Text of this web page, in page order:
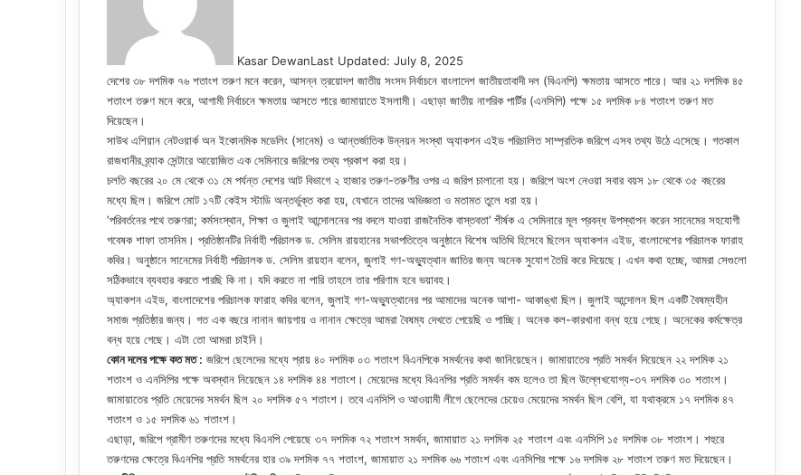
Kasar DewanLast Updated: July 8, 2025
দেশের ৩৮ দশমিক ৭৬ শতাংশ তরুণ মনে করেন, আসন্ন ত্রয়োদশ জাতীয় সংসদ নির্বাচনে বাংলাদেশ জাতীয়তাবাদী দল (বিএনপি) ক্ষমতায় আসতে পারে। আর ২১ দশমিক ৪৫
শতাংশ তরুণ মনে করে, আগামী নির্বাচনে ক্ষমতায় আসতে পারে জামায়াতে ইসলামী। এছাড়া জাতীয় নাগরিক পার্টির (এনসিপি) পক্ষে ১৫ দশমিক ৮৪ শতাংশ তরুণ মত
দিয়েছেন।
সাউথ এশিয়ান নেটওয়ার্ক অন ইকোনমিক মডেলিং (সানেম) ও আন্তর্জাতিক উন্নয়ন সংস্থা অ্যাকশন এইড পরিচালিত সাম্প্রতিক জরিপে এসব তথ্য উঠে এসেছে। গতকাল
রাজধানীর ব্র্যাক সেন্টারে আয়োজিত এক সেমিনারে জরিপের তথ্য প্রকাশ করা হয়।
চলতি বছরের ২০ মে থেকে ৩১ মে পর্যন্ত দেশের আট বিভাগে ২ হাজার তরুণ-তরুণীর ওপর এ জরিপ চালানো হয়। জরিপে অংশ নেওয়া সবার বয়স ১৮ থেকে ৩৫ বছরের
মধ্যে ছিল। জরিপে মোট ১৭টি কেইস স্টাডি অন্তর্ভুক্ত করা হয়, যেখানে তাদের অভিজ্ঞতা ও মতামত তুলে ধরা হয়।
‘পরিবর্তনের পথে তরুণরা; কর্মসংস্থান, শিক্ষা ও জুলাই আন্দোলনের পর বদলে যাওয়া রাজনৈতিক বাস্তবতা’ শীর্ষক এ সেমিনারে মূল প্রবন্ধ উপস্থাপন করেন সানেমের সহযোগী
গবেষক শাফা তাসনিম। প্রতিষ্ঠানটির নির্বাহী পরিচালক ড. সেলিম রায়হানের সভাপতিত্বে অনুষ্ঠানে বিশেষ অতিথি হিসেবে ছিলেন অ্যাকশন এইড, বাংলাদেশের পরিচালক ফারাহ
কবির। অনুষ্ঠানে সানেমের নির্বাহী পরিচালক ড. সেলিম রায়হান বলেন, জুলাই গণ-অভ্যুত্থান জাতির জন্য অনেক সুযোগ তৈরি করে দিয়েছে। এখন কথা হচ্ছে, আমরা সেগুলো
সঠিকভাবে ব্যবহার করতে পারছি কি না। যদি করতে না পারি তাহলে তার পরিণাম হবে ভয়াবহ।
অ্যাকশন এইড, বাংলাদেশের পরিচালক ফারাহ কবির বলেন, জুলাই গণ-অভ্যুত্থানের পর আমাদের অনেক আশা- আকাঙ্খা ছিল। জুলাই আন্দোলন ছিল একটি বৈষম্যহীন
সমাজ প্রতিষ্ঠার জন্য। গত এক বছরে নানান জায়গায় ও নানান ক্ষেত্রে আমরা বৈষম্য দেখতে পেয়েছি ও পাচ্ছি। অনেক কল-কারখানা বন্ধ হয়ে গেছে। অনেকের কর্মক্ষেত্র
বন্ধ হয়ে গেছে। এটা তো আমরা চাইনি।
কোন দলের পক্ষে কত মত : জরিপে ছেলেদের মধ্যে প্রায় ৪০ দশমিক ০৩ শতাংশ বিএনপিকে সমর্থনের কথা জানিয়েছেন। জামায়াতের প্রতি সমর্থন দিয়েছেন ২২ দশমিক ২১
শতাংশ ও এনসিপির পক্ষে অবস্থান নিয়েছেন ১৪ দশমিক ৪৪ শতাংশ। মেয়েদের মধ্যে বিএনপির প্রতি সমর্থন কম হলেও তা ছিল উল্লেখযোগ্য-৩৭ দশমিক ৩০ শতাংশ।
জামায়াতের প্রতি মেয়েদের সমর্থন ছিল ২০ দশমিক ৫৭ শতাংশ। তবে এনসিপি ও আওয়ামী লীগে ছেলেদের চেয়েও মেয়েদের সমর্থন ছিল বেশি, যা যথাক্রমে ১৭ দশমিক ৪৭
শতাংশ ও ১৫ দশমিক ৬১ শতাংশ।
এছাড়া, জরিপে গ্রামীণ তরুণদের মধ্যে বিএনপি পেয়েছে ৩৭ দশমিক ৭২ শতাংশ সমর্থন, জামায়াত ২১ দশমিক ২৫ শতাংশ এবং এনসিপি ১৫ দশমিক ৩৮ শতাংশ। শহুরে
তরুণদের ক্ষেত্রে বিএনপির প্রতি সমর্থনের হার ৩৯ দশমিক ৭৭ শতাংশ, জামায়াত ২১ দশমিক ৬৬ শতাংশ এবং এনসিপির পক্ষে ১৬ দশমিক ২৮ শতাংশ তরুণ মত দিয়েছেন।